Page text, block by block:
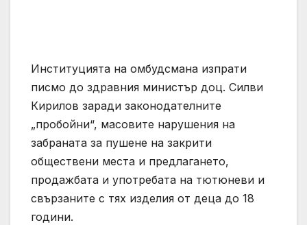
Институцията на омбудсмана изпрати
писмо до здравния министър доц. Силви
Кирилов заради законодателните
„пробойни“, масовите нарушения на
забраната за пушене на закрити
обществени места и предлагането,
продажбата и употребата на тютюневи и
свързаните с тях изделия от деца до 18
години.